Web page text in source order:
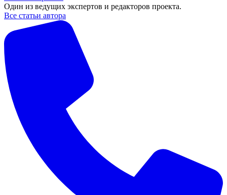
Один из ведущих экспертов и редакторов проекта.
Все статьи автора